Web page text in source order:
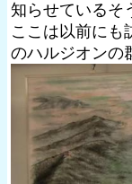
知らせているそ
ここは以前にも
のハルジオンの